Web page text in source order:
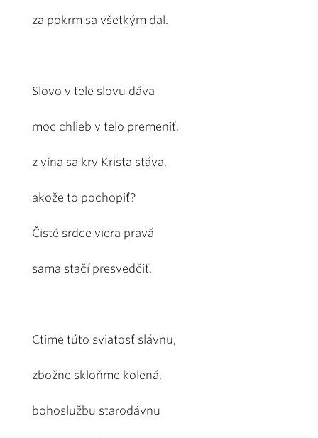
za pokrm sa všetkým dal.
Slovo v tele slovu dáva
moc chlieb v telo premeniť,
z vína sa krv Krista stáva,
akože to pochopiť?
Čisté srdce viera pravá
sama stačí presvedčiť.
Ctime túto sviatosť slávnu,
zbožne skloňme kolená,
bohoslužbu starodávnu